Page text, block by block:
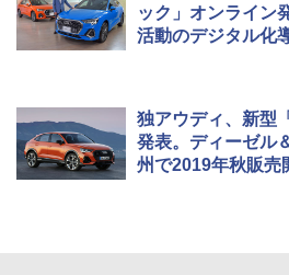
ック」オンライン
活動のデジタル化
独アウディ、新型
発表。ディーゼル
州で2019年秋販売